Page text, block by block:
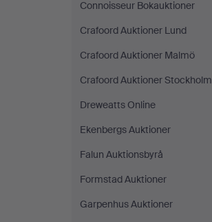
Connoisseur Bokauktioner
Crafoord Auktioner Lund
Crafoord Auktioner Malmö
Crafoord Auktioner Stockholm
Dreweatts Online
Ekenbergs Auktioner
Falun Auktionsbyrå
Formstad Auktioner
Garpenhus Auktioner